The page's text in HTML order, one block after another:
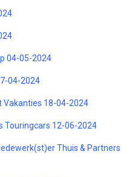
04-05-2024
04-2024
Vakanties 18-04-2024
Touringcars 12-06-2024
Thuis & Partners